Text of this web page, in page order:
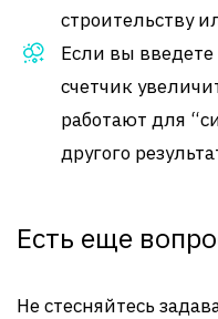
строительству
Если вы
счетчик
работают для
другого
Есть еще
Не стесняйтесь